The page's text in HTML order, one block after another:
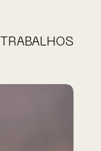
TRABALHOS